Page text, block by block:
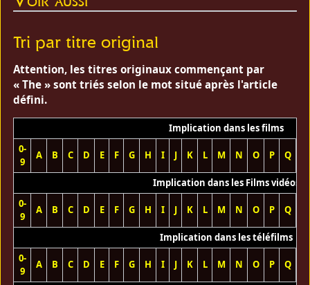
Tri par titre original
Attention, les titres originaux commençant par
« The » sont triés selon le mot situé après l'article
défini.
Implication dans les films
0-
9
A B C D E F G H I J K L M N O P Q
Implication dans les Films vidéos
0-
9
A B C D E F G H I J K L M N O P Q
Implication dans les téléfilms
0-
9
A B C D E F G H I J K L M N O P Q